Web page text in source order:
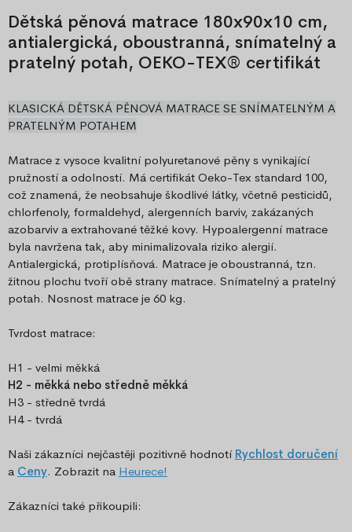
Dětská pěnová matrace 180x90x10 cm,
antialergická, oboustranná, snímatelný a
pratelný potah, OEKO-TEX® certifikát
KLASICKÁ DĚTSKÁ PĚNOVÁ MATRACE SE SNÍMATELNÝM A
PRATELNÝM POTAHEM
Matrace z vysoce kvalitní polyuretanové pěny s vynikající
pružností a odolností. Má certifikát Oeko-Tex standard 100,
což znamená, že neobsahuje škodlivé látky, včetně pesticidů,
chlorfenoly, formaldehyd, alergenních barviv, zakázaných
azobarviv a extrahované těžké kovy. Hypoalergenní matrace
byla navržena tak, aby minimalizovala riziko alergií.
Antialergická, protiplísňová. Matrace je oboustranná, tzn.
žitnou plochu tvoří obě strany matrace. Snímatelný a pratelný
potah. Nosnost matrace je 60 kg.
Tvrdost matrace:
H1 - velmi měkká
H2 - měkká nebo středně měkká
H3 - středně tvrdá
H4 - tvrdá
Naši zákazníci nejčastěji pozitivně hodnotí Rychlost doručení
a Ceny. Zobrazit na Heurece!
Zákazníci také přikoupili: